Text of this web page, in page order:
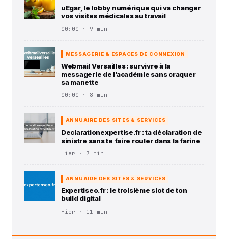
uEgar, le lobby numérique qui va changer
vos visites médicales au travail
00:00 · 9 min
MESSAGERIE & ESPACES DE CONNEXION
Webmail Versailles : survivre à la
messagerie de l’académie sans craquer
sa manette
00:00 · 8 min
ANNUAIRE DES SITES & SERVICES
Declarationexpertise.fr : ta déclaration de
sinistre sans te faire rouler dans la farine
Hier · 7 min
ANNUAIRE DES SITES & SERVICES
Expertiseo.fr : le troisième slot de ton
build digital
Hier · 11 min